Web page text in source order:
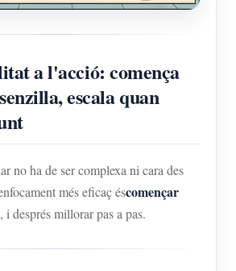
a l'acció: comença
escala quan
no ha de ser complexa ni cara des
més eficaç éscomençar
, i després millorar pas a pas.